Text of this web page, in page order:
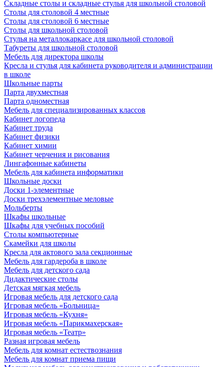
Складные столы и складные стулья для школьной столовой
Столы для столовой 4 местные
Столы для столовой 6 местные
Столы для школьной столовой
Стулья на металлокаркасе для школьной столовой
Табуреты для школьной столовой
Мебель для директора школы
Кресла и стулья для кабинета руководителя и администрации
в школе
Школьные парты
Парта двухместная
Парта одноместная
Мебель для специализированных классов
Кабинет логопеда
Кабинет труда
Кабинет физики
Кабинет химии
Кабинет черчения и рисования
Лингафонные кабинеты
Мебель для кабинета информатики
Школьные доски
Доски 1-элементные
Доски трехэлементные меловые
Мольберты
Шкафы школьные
Шкафы для учебных пособий
Столы компьютерные
Скамейки для школы
Кресла для актового зала секционные
Мебель для гардероба в школе
Мебель для детского сада
Дидактические столы
Детская мягкая мебель
Игровая мебель для детского сада
Игровая мебель «Больница»
Игровая мебель «Кухня»
Игровая мебель «Парикмахерская»
Игровая мебель «Театр»
Разная игровая мебель
Мебель для комнат естествознания
Мебель для комнат приема пищи